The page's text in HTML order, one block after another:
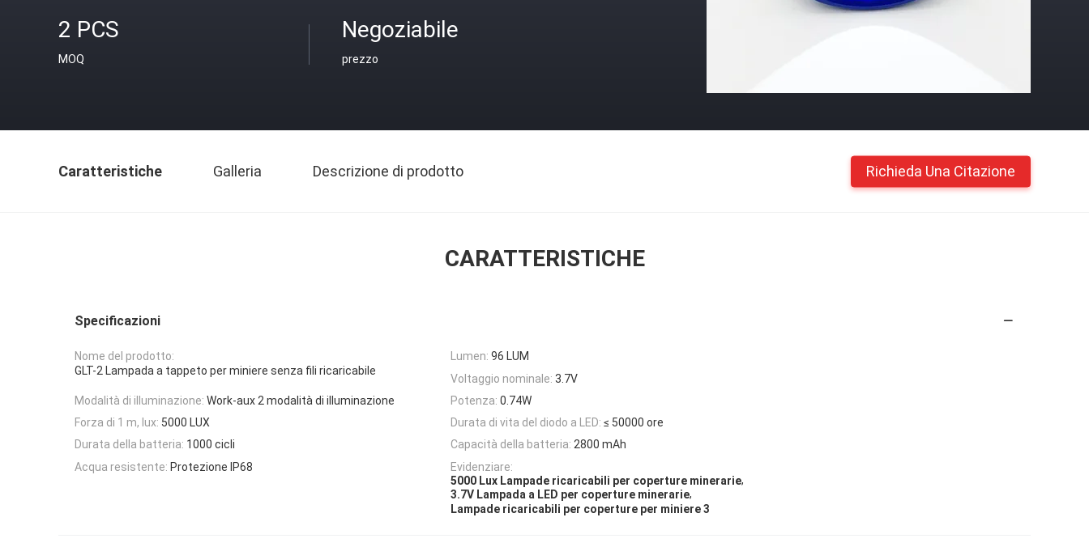
2 PCS
MOQ
Negoziabile
prezzo
Caratteristiche Galleria Descrizione di prodotto Richieda Una Citazione
CARATTERISTICHE
Specificazioni
Nome del prodotto:
GLT-2 Lampada a tappeto per miniere senza fili ricaricabile
Lumen: 96 LUM
Voltaggio nominale: 3.7V
Modalità di illuminazione: Work-aux 2 modalità di illuminazione Potenza: 0.74W
Forza di 1 m, lux: 5000 LUX Durata di vita del diodo a LED: ≤ 50000 ore
Durata della batteria: 1000 cicli Capacità della batteria: 2800 mAh
Acqua resistente: Protezione IP68
Evidenziare:
5000 Lux Lampade ricaricabili per coperture minerarie,
3.7V Lampada a LED per coperture minerarie,
Lampade ricaricabili per coperture per miniere 3